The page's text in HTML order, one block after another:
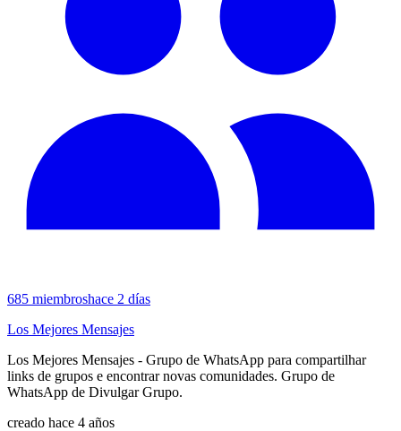
685 miembroshace 2 días
Los Mejores Mensajes
Los Mejores Mensajes - Grupo de WhatsApp para compartilhar
links de grupos e encontrar novas comunidades. Grupo de
WhatsApp de Divulgar Grupo.
creado hace 4 años